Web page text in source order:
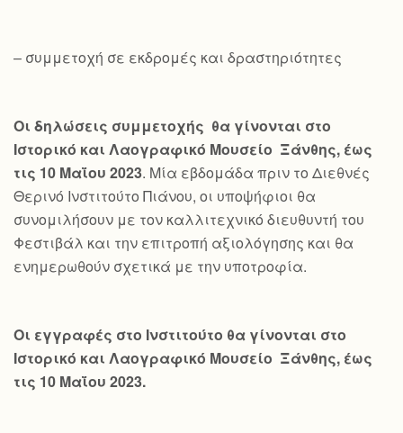
– συμμετοχή σε εκδρομές και δραστηριότητες
Οι δηλώσεις συμμετοχής θα γίνονται στο
Ιστορικό και Λαογραφικό Μουσείο Ξάνθης, έως
τις 10 Μαΐου 2023. Μία εβδομάδα πριν το Διεθνές
Θερινό Ινστιτούτο Πιάνου, οι υποψήφιοι θα
συνομιλήσουν με τον καλλιτεχνικό διευθυντή του
Φεστιβάλ και την επιτροπή αξιολόγησης και θα
ενημερωθούν σχετικά με την υποτροφία.
Οι εγγραφές στο Ινστιτούτο θα γίνονται στο
Ιστορικό και Λαογραφικό Μουσείο Ξάνθης, έως
τις 10 Μαΐου 2023.